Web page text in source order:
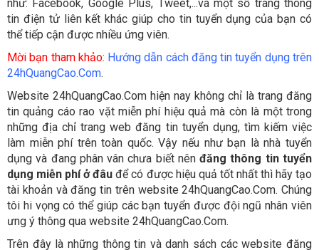
như: Facebook, Google Plus, Tweet,...và một số trang thông
tin điện tử liên kết khác giúp cho tin tuyển dụng của bạn có
thể tiếp cận được nhiều ứng viên.
Mời bạn tham khảo: Hướng dẫn cách đăng tin tuyển dụng trên
24hQuangCao.Com.
Website 24hQuangCao.Com hiện nay không chỉ là trang đăng
tin quảng cáo rao vặt miễn phí hiệu quả mà còn là một trong
những địa chỉ trang web đăng tin tuyển dụng, tìm kiếm việc
làm miễn phí trên toàn quốc. Vậy nếu như bạn là nhà tuyển
dụng và đang phân vân chưa biết nênđăng thông tin tuyển
dụng miễn phí ở đâu để có được hiệu quả tốt nhất thì hãy tạo
tài khoản và đăng tin trên website24hQuangCao.Com. Chúng
tôi hi vọng có thể giúp các bạn tuyển được đội ngũ nhân viên
ưng ý thông qua website 24hQuangCao.Com.
Trên đây là những thông tin và danh sách các website đăng